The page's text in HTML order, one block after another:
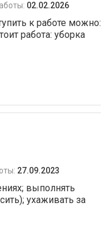
02.02.2026
к работе можно:
работа: уборка
27.09.2023
выполнять
ухаживать за